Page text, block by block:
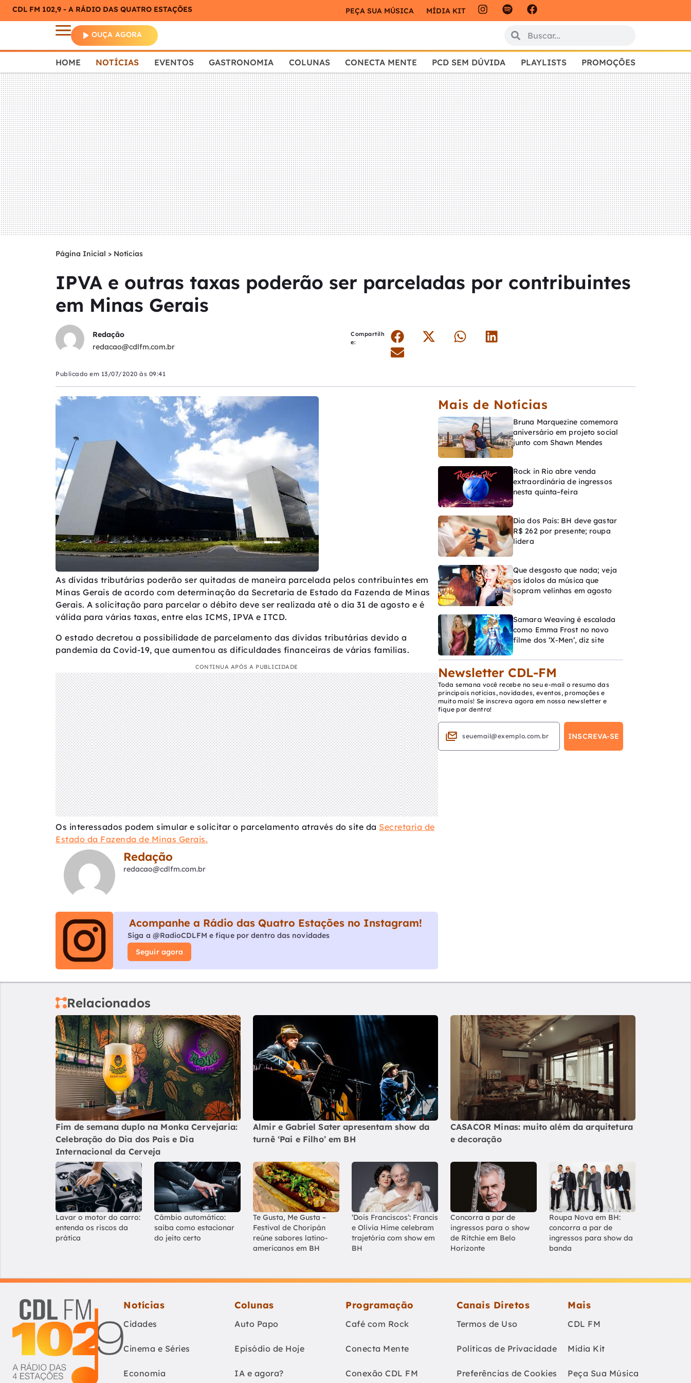
CDL FM 102,9 - A RÁDIO DAS QUATRO ESTAÇÕES PEÇA SUA MÚSICA MÍDIA KIT
OUÇA AGORA
HOME NOTÍCIAS EVENTOS GASTRONOMIA COLUNAS CONECTA MENTE PCD SEM DÚVIDA PLAYLISTS PROMOÇÕES
Página Inicial > Notícias
IPVA e outras taxas poderão ser parceladas por contribuintes
em Minas Gerais
Redação
redacao@cdlfm.com.br
Compartilh
e:
Publicado em 13/07/2020 às 09:41
As dívidas tributárias poderão ser quitadas de maneira parcelada pelos contribuintes em
Minas Gerais de acordo com determinação da Secretaria de Estado da Fazenda de Minas
Gerais. A solicitação para parcelar o débito deve ser realizada até o dia 31 de agosto e é
válida para várias taxas, entre elas ICMS, IPVA e ITCD.
O estado decretou a possibilidade de parcelamento das dívidas tributárias devido a
pandemia da Covid-19, que aumentou as dificuldades financeiras de várias famílias.
CONTINUA APÓS A PUBLICIDADE
Os interessados podem simular e solicitar o parcelamento através do site da Secretaria de
Estado da Fazenda de Minas Gerais.
Redação
redacao@cdlfm.com.br
Acompanhe a Rádio das Quatro Estações no Instagram!
Siga a @RadioCDLFM e fique por dentro das novidades
Seguir agora
Mais de Notícias
Bruna Marquezine comemora
aniversário em projeto social
junto com Shawn Mendes
Rock in Rio abre venda
extraordinária de ingressos
nesta quinta–feira
Dia dos Pais: BH deve gastar
R$ 262 por presente; roupa
lidera
Que desgosto que nada; veja
os ídolos da música que
sopram velinhas em agosto
Samara Weaving é escalada
como Emma Frost no novo
filme dos ‘X-Men’, diz site
Newsletter CDL-FM
Toda semana você recebe no seu e-mail o resumo das
principais notícias, novidades, eventos, promoções e
muito mais! Se inscreva agora em nossa newsletter e
fique por dentro!
Relacionados
Fim de semana duplo na Monka Cervejaria:
Celebração do Dia dos Pais e Dia
Internacional da Cerveja
Almir e Gabriel Sater apresentam show da
turnê ‘Pai e Filho’ em BH
CASACOR Minas: muito além da arquitetura
e decoração
Lavar o motor do carro:
entenda os riscos da
prática
Câmbio automático:
saiba como estacionar
do jeito certo
Te Gusta, Me Gusta –
Festival de Choripán
reúne sabores latino-
americanos em BH
‘Dois Franciscos’: Francis
e Olivia Hime celebram
trajetória com show em
BH
Concorra a par de
ingressos para o show
de Ritchie em Belo
Horizonte
Roupa Nova em BH:
concorra a par de
ingressos para show da
banda
Notícias
Cidades
Cinema e Séries
Economia
Colunas
Auto Papo
Episódio de Hoje
IA e agora?
Programação
Café com Rock
Conecta Mente
Conexão CDL FM
Canais Diretos
Termos de Uso
Políticas de Privacidade
Preferências de Cookies
Mais
CDL FM
Mídia Kit
Peça Sua Música